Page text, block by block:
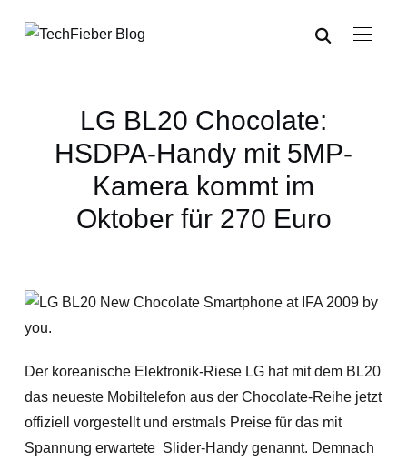
LG BL20 Chocolate:
HSDPA-Handy mit 5MP-
Kamera kommt im
Oktober für 270 Euro
Der koreanische Elektronik-Riese LG hat mit dem BL20
das neueste Mobiltelefon aus der Chocolate-Reihe jetzt
offiziell vorgestellt und erstmals Preise für das mit
Spannung erwartete Slider-Handy genannt. Demnach